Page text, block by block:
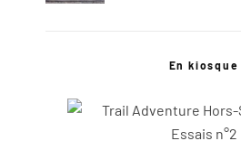
En kiosque